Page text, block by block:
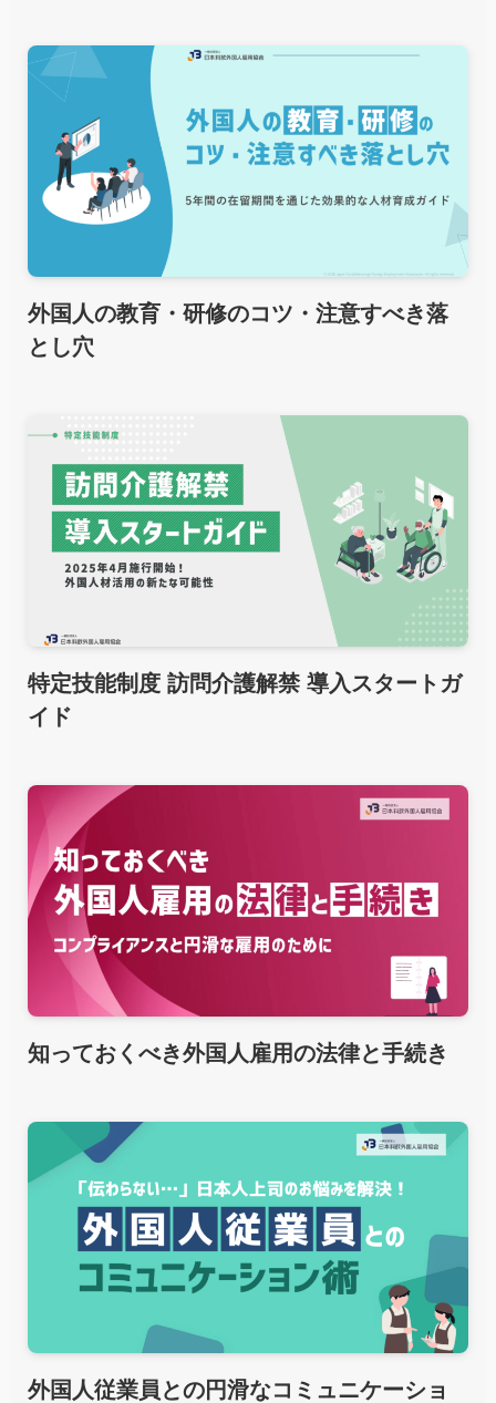
外国人の教育・研修のコツ・注意すべき落
とし穴
特定技能制度 訪問介護解禁 導入スタートガ
イド
知っておくべき外国人雇用の法律と手続き
外国人従業員との円滑なコミュニケーショ